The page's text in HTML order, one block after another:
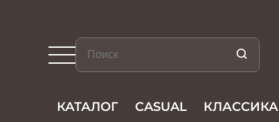
КАТАЛОГ CASUAL КЛАССИКА